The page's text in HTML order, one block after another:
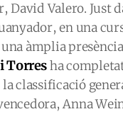
David Valero. Just
en una
àmplia
Torresha
classificació
Anna